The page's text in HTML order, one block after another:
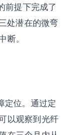
前提下完成了
处潜在的微弯
断。
定位。通过定
以观察到光纤